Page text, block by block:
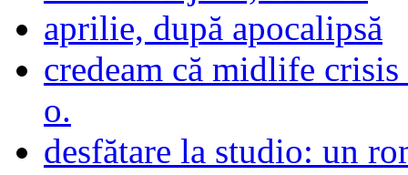
aprilie, după apocalipsă
credeam că midlife crisis
o.
desfătare la studio: un